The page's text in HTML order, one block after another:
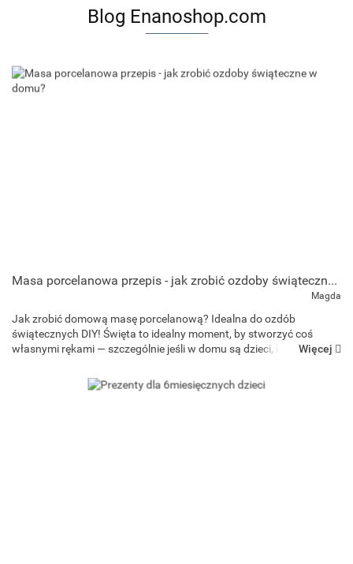
Art and Play
Blog Enanoshop.com
Masa porcelanowa przepis - jak zrobić ozdoby świąteczne w domu?
Magda
Jak zrobić domową masę porcelanową? Idealna do ozdób
świątecznych DIY! Święta to idealny moment, by stworzyć coś
własnymi rękami — szczególnie jeśli w domu są dzieci, któreWięcej